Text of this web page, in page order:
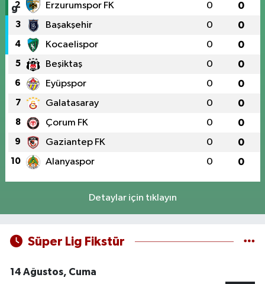
2 Erzurumspor FK 0 0
3 Başakşehir 0 0
4 Kocaelispor 0 0
5 Beşiktaş 0 0
6 Eyüpspor 0 0
7 Galatasaray 0 0
8 Çorum FK 0 0
9 Gaziantep FK 0 0
10 Alanyaspor 0 0
Detaylar için tıklayın
Süper Lig Fikstür
14 Ağustos, Cuma